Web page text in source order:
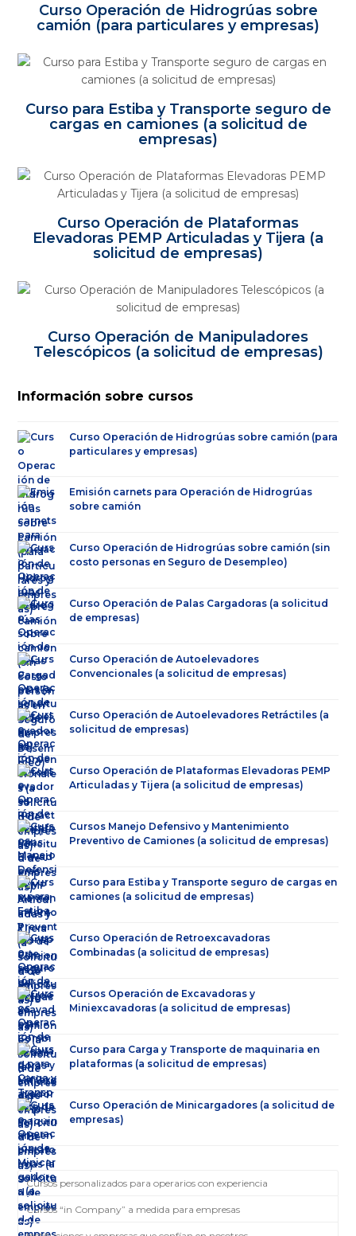
Curso Operación de Hidrogrúas sobre
camión (para particulares y empresas)
Curso para Estiba y Transporte seguro de
cargas en camiones (a solicitud de
empresas)
Curso Operación de Plataformas
Elevadoras PEMP Articuladas y Tijera (a
solicitud de empresas)
Curso Operación de Manipuladores
Telescópicos (a solicitud de empresas)
Información sobre cursos
Curso Operación de Hidrogrúas sobre camión (para
particulares y empresas)
Emisión carnets para Operación de Hidrogrúas
sobre camión
Curso Operación de Hidrogrúas sobre camión (sin
costo personas en Seguro de Desempleo)
Curso Operación de Palas Cargadoras (a solicitud
de empresas)
Curso Operación de Autoelevadores
Convencionales (a solicitud de empresas)
Curso Operación de Autoelevadores Retráctiles (a
solicitud de empresas)
Curso Operación de Plataformas Elevadoras PEMP
Articuladas y Tijera (a solicitud de empresas)
Cursos Manejo Defensivo y Mantenimiento
Preventivo de Camiones (a solicitud de empresas)
Curso para Estiba y Transporte seguro de cargas en
camiones (a solicitud de empresas)
Curso Operación de Retroexcavadoras
Combinadas (a solicitud de empresas)
Cursos Operación de Excavadoras y
Miniexcavadoras (a solicitud de empresas)
Curso para Carga y Transporte de maquinaria en
plataformas (a solicitud de empresas)
Curso Operación de Minicargadores (a solicitud de
empresas)
Cursos personalizados para operarios con experiencia
Cursos “in Company” a medida para empresas